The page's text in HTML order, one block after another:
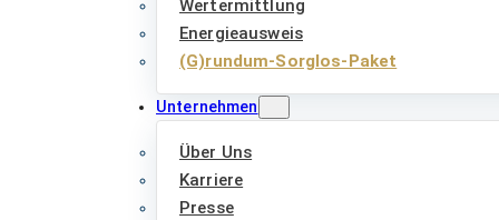
Wertermittlung
Energieausweis
(G)rundum-Sorglos-Paket
Unternehmen
Über Uns
Karriere
Presse